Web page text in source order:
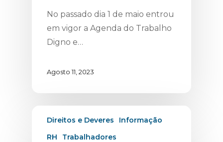
No passado dia 1 de maio entrou
em vigor a Agenda do Trabalho
Digno e…
Agosto 11, 2023
Direitos e Deveres
Informação
RH
Trabalhadores